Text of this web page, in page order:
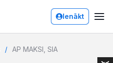
Ienākt
AP MAKSI, SIA